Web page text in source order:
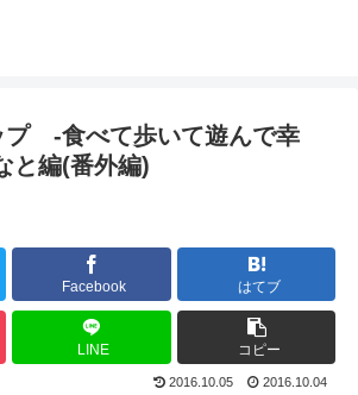
プ -食べて歩いて遊んで幸
編(番外編)
Facebook はてブ
LINE コピー
2016.10.05 2016.10.04